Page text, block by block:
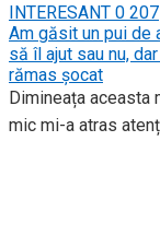
INTERESANT 0 207
Am găsit un pui de
să îl ajut sau nu,
rămas șocat
Dimineața aceasta
mic mi-a atras